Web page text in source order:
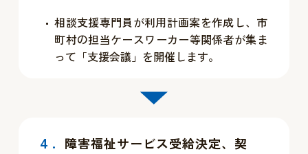
相談支援専門員が利用計画案を作成し、市
町村の担当ケースワーカー等関係者が集ま
って「支援会議」を開催します。
4. 障害福祉サービス受給決定、契